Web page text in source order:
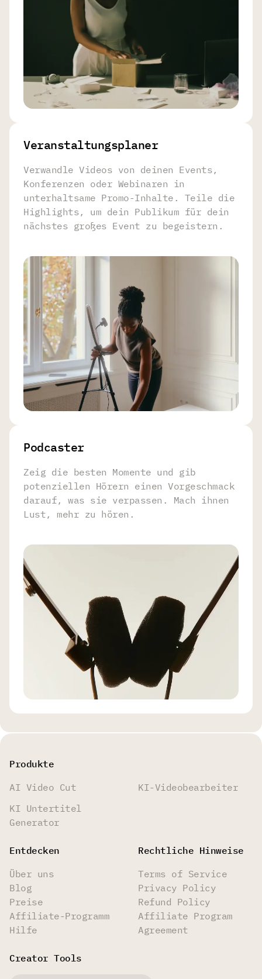
Veranstaltungsplaner
Verwandle Videos von deinen Events,
Konferenzen oder Webinaren in
unterhaltsame Promo-Inhalte. Teile die
Highlights, um dein Publikum für dein
nächstes großes Event zu begeistern.
Podcaster
Zeig die besten Momente und gib
potenziellen Hörern einen Vorgeschmack
darauf, was sie verpassen. Mach ihnen
Lust, mehr zu hören.
Produkte
AI Video Cut
KI-Videobearbeiter
KI Untertitel
Generator
Entdecken
Über uns
Blog
Preise
Affiliate-Programm
Hilfe
Rechtliche Hinweise
Terms of Service
Privacy Policy
Refund Policy
Affiliate Program
Agreement
Creator Tools